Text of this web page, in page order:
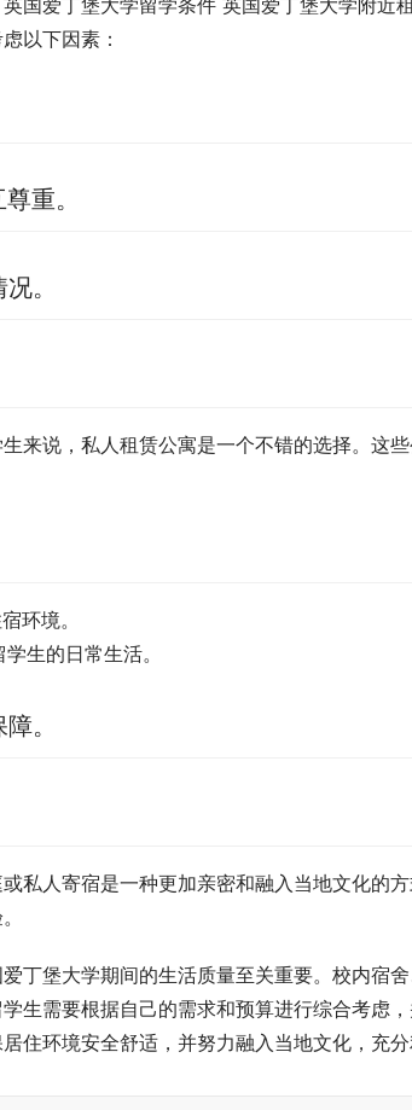
以下因素：
重。
。
来说，私人租赁公寓是一个不错的选择。这
环境。
生的日常生活。
。
私人寄宿是一种更加亲密和融入当地文化的
丁堡大学期间的生活质量至关重要。校内宿
生需要根据自己的需求和预算进行综合考虑
住环境安全舒适，并努力融入当地文化，充分